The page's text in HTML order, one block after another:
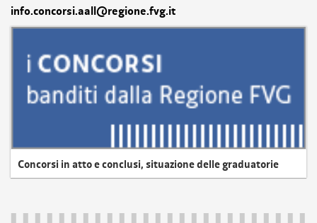
info.concorsi.aall@regione.fvg.it
Concorsi in atto e conclusi, situazione delle graduatorie